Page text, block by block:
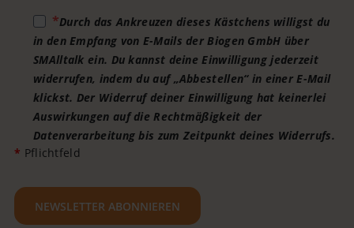
Durch das Ankreuzen dieses Kästchens willigst du
in den Empfang von E-Mails der Biogen GmbH über
SMAlltalk ein. Du kannst deine Einwilligung jederzeit
widerrufen, indem du auf „Abbestellen“ in einer E-Mail
klickst. Der Widerruf deiner Einwilligung hat keinerlei
Auswirkungen auf die Rechtmäßigkeit der
Datenverarbeitung bis zum Zeitpunkt deines Widerrufs.
* Pflichtfeld
NEWSLETTER ABONNIEREN